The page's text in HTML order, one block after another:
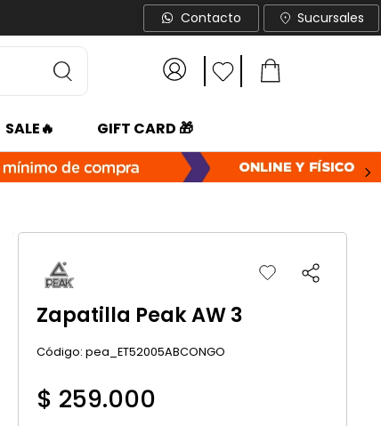
Contacto Sucursales
SALE🔥 GIFT CARD 🎁
Zapatilla Peak AW 3
: pea_ET52005ABCONGO
$ 259.000